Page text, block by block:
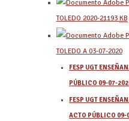
TOLEDO 2020-21193 KB
TOLEDO A 03-07-2020
FESP UGT
PÚBLICO 09-07-
FESP UGT
ACTO PÚBLICO 09-